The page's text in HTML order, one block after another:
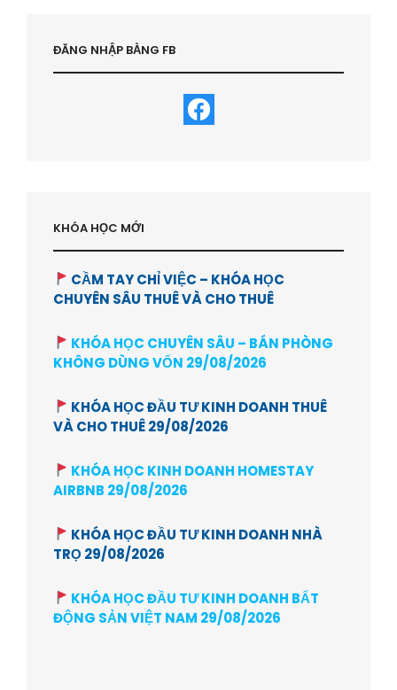
HÀNG
RÀO
–
ĐĂNG NHẬP BẰNG FB
KHÓA HỌC MỚI
CẦM TAY CHỈ VIỆC – KHÓA HỌC
CHUYÊN SÂU THUÊ VÀ CHO THUÊ
KHÓA HỌC CHUYÊN SÂU – BÁN PHÒNG
KHÔNG DÙNG VỐN 29/08/2026
KHÓA HỌC ĐẦU TƯ KINH DOANH THUÊ
VÀ CHO THUÊ 29/08/2026
KHÓA HỌC KINH DOANH HOMESTAY
AIRBNB 29/08/2026
KHÓA HỌC ĐẦU TƯ KINH DOANH NHÀ
TRỌ 29/08/2026
KHÓA HỌC ĐẦU TƯ KINH DOANH BẤT
ĐỘNG SẢN VIỆT NAM 29/08/2026